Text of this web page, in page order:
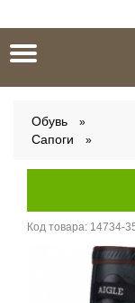
Toggle
navigation
Обувь
Сапоги
Код товара: 14734-